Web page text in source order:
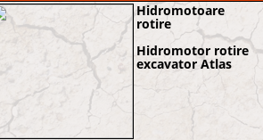
Hidromotoare
rotire
Hidromotor rotire
excavator Atlas